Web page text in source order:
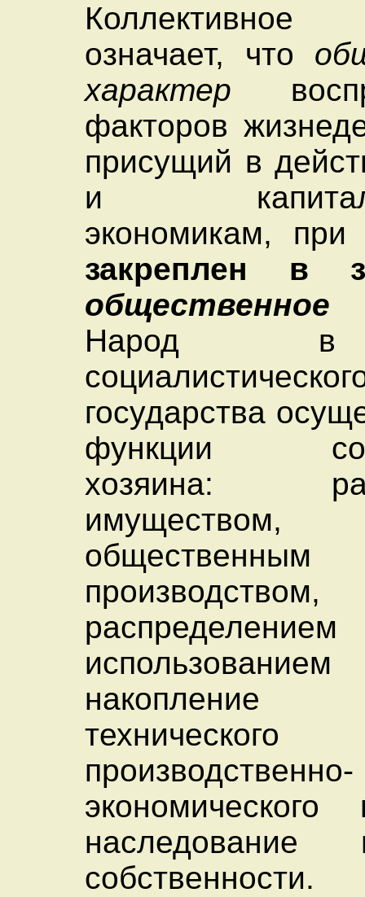
означает, что
характер
факторов
присущий в
и
экономикам, при
закреплен в
Народ
государства
функции
хозяина:
имуществом,
общественным
производством,
производственно-
экономического
собственности.